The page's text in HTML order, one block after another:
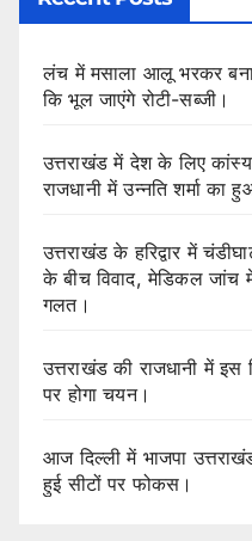
लंच में मसाला आलू भरकर
कि भूल जाएंगे रोटी-सब्जी।
उत्तराखंड में देश के लिए
राजधानी में उन्नति शर्मा का
उत्तराखंड के हरिद्वार में
के बीच विवाद, मेडिकल जांच
गलत।
उत्तराखंड की राजधानी में
पर होगा चयन।
आज दिल्ली में भाजपा
हुई सीटों पर फोकस।